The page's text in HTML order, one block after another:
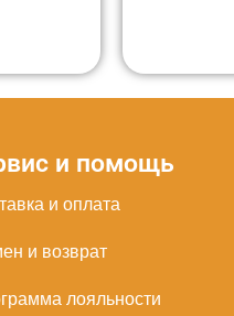
и помощь
и оплата
и возврат
лояльности